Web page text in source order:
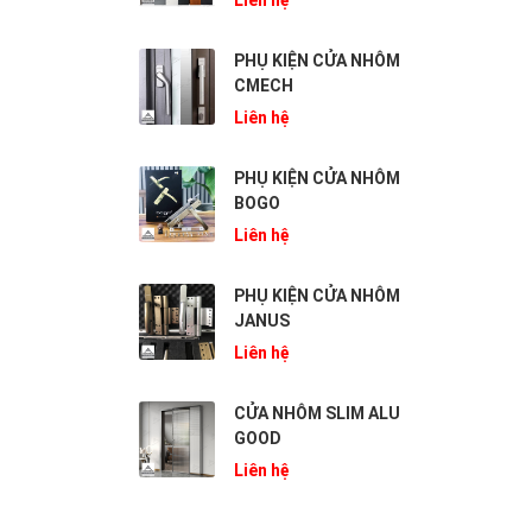
PHỤ KIỆN CỬA NHÔM
CMECH
Liên hệ
PHỤ KIỆN CỬA NHÔM
BOGO
Liên hệ
PHỤ KIỆN CỬA NHÔM
JANUS
Liên hệ
CỬA NHÔM SLIM ALU
GOOD
Liên hệ